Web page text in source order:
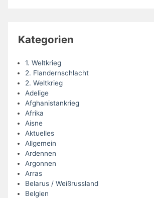
Kategorien
1. Weltkrieg
2. Flandernschlacht
2. Weltkrieg
Adelige
Afghanistankrieg
Afrika
Aisne
Aktuelles
Allgemein
Ardennen
Argonnen
Arras
Belarus / Weißrussland
Belgien